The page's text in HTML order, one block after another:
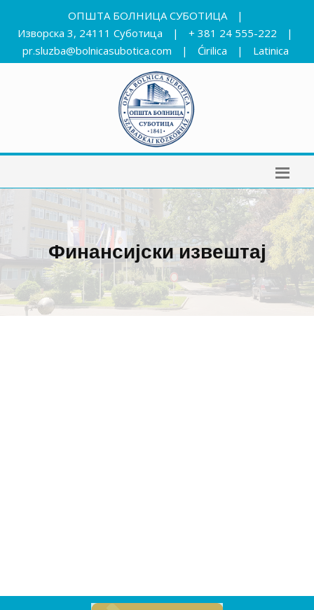
ОПШТА БОЛНИЦА СУБОТИЦА
|
Изворска 3, 24111 Суботица
| + 381 24 555-222
|
pr.sluzba@bolnicasubotica.com
| Ćirilica | Latinica
Финансијски извештај